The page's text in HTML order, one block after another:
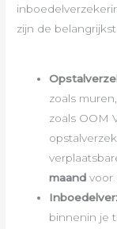
zijn de
zoals
zoals OOM
maand voor
binnenin je